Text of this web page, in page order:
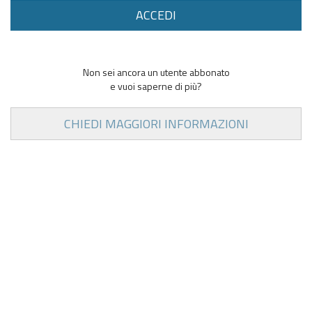
ACCEDI
Non sei ancora un utente abbonato
e vuoi saperne di più?
CHIEDI MAGGIORI INFORMAZIONI